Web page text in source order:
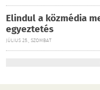
Elindul a közmédia
egyeztetés
JÚLIUS 25., SZOMBAT